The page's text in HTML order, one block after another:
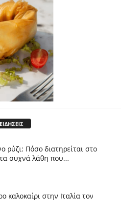
ΕΙΔΗΣΕΙΣ
ρύζι: Πόσο διατηρείται στο
συχνά λάθη που...
καλοκαίρι στην Ιταλία τον